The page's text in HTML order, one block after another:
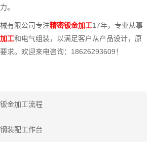
。
有限公司专注精密钣金加工17年，专业从事
工和电气组装，以满足客户从产品设计，原
求。欢迎来电咨询：18626293609！
金加工流程
装配工作台